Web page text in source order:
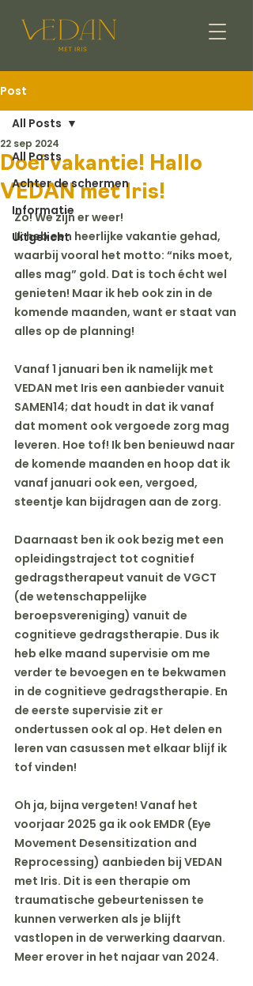
Post
All Posts
Achter de schermen
Informatie
Uitgelicht
All Posts
Doei vakantie! Hallo
VEDAN met Iris!
22 sep 2024
Zo! We zijn er weer!
Ik heb een heerlijke vakantie gehad,
waarbij vooral het motto: “niks moet,
alles mag” gold. Dat is toch écht wel
genieten! Maar ik heb ook zin in de
komende maanden, want er staat van
alles op de planning!
Vanaf 1 januari ben ik namelijk met
VEDAN met Iris een aanbieder vanuit
SAMEN14; dat houdt in dat ik vanaf
dat moment ook vergoede zorg mag
leveren. Hoe tof! Ik ben benieuwd naar
de komende maanden en hoop dat ik
vanaf januari ook een, vergoed,
steentje kan bijdragen aan de zorg.
Daarnaast ben ik ook bezig met een
opleidingstraject tot cognitief
gedragstherapeut vanuit de VGCT
(de wetenschappelijke
beroepsvereniging) vanuit de
cognitieve gedragstherapie. Dus ik
heb elke maand supervisie om me
verder te bevoegen en te bekwamen
in de cognitieve gedragstherapie. En
de eerste supervisie zit er
ondertussen ook al op. Het delen en
leren van casussen met elkaar blijf ik
tof vinden!
Oh ja, bijna vergeten! Vanaf het
voorjaar 2025 ga ik ook EMDR (Eye
Movement Desensitization and
Reprocessing) aanbieden bij VEDAN
met Iris. Dit is een therapie om
traumatische gebeurtenissen te
kunnen verwerken als je blijft
vastlopen in de verwerking daarvan.
Meer erover in het najaar van 2024.